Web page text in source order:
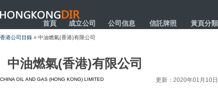
HONGKONGDIR
首頁 成立公司 公司信息 信託牌照 黃頁分類
香港公司目錄 » 中油燃氣(香港)有限公司
中油燃氣(香港)有限公司
CHINA OIL AND GAS (HONG KONG) LIMITED 更新：2020年01月10日